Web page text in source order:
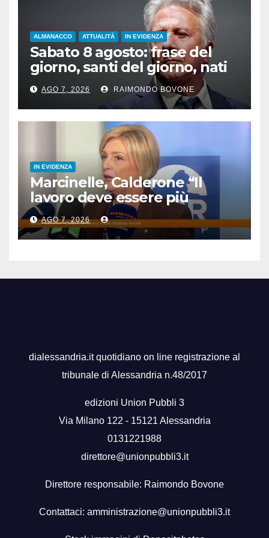
ALMANACCO ATTUALITÀ IN EVIDENZA
Sabato 8 agosto: frase del
giorno, santi del giorno, nati
famosi, accadde oggi
AGO 7, 2026 RAIMONDO BOVONE
IN EVIDENZA
Marcinelle, Calderone “Il
lavoro deve essere più
sicuro”
AGO 7, 2026
dialessandria.it quotidiano on line registrazione al
tribunale di Alessandria n.48/2017
edizioni Union Pubbli 3
Via Milano 122 - 15121 Alessandria
0131221988
direttore@unionpubbli3.it
Direttore responsabile: Raimondo Bovone
Contattaci: amministrazione@unionpubbli3.it